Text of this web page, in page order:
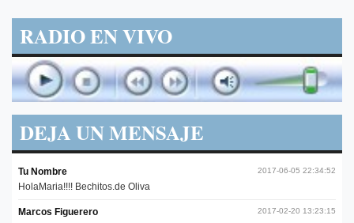
RADIO EN VIVO
DEJA UN MENSAJE